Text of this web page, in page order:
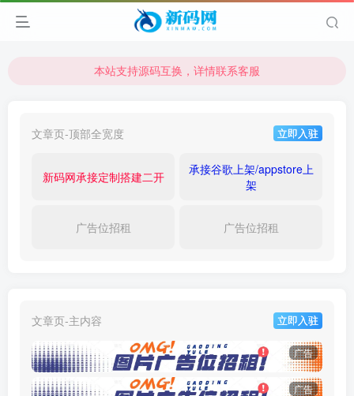
本站支持源码互换，详情联系客服
本站支持源码互换，详情联系客服
文章页-顶部全宽度 立即入驻
新码网承接定制搭建二开
承接谷歌上架/appstore上
架
广告位招租 广告位招租
文章页-主内容 立即入驻
广告
广告